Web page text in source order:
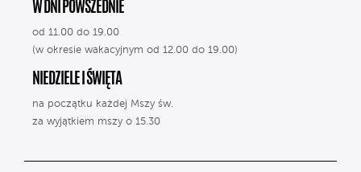
W DNI POWSZEDNIE
od 11.00 do 19.00
(w okresie wakacyjnym od 12.00 do 19.00)
NIEDZIELE I ŚWIĘTA
na początku każdej Mszy św.
za wyjątkiem mszy o 15.30